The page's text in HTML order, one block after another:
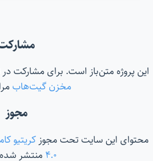
این پروژه متن‌باز است. برای مشارکت
مخزن گیت‌هاب
مجوز
محتوای این سایت تحت مجوز کریتیو
۴.۰ منتشر